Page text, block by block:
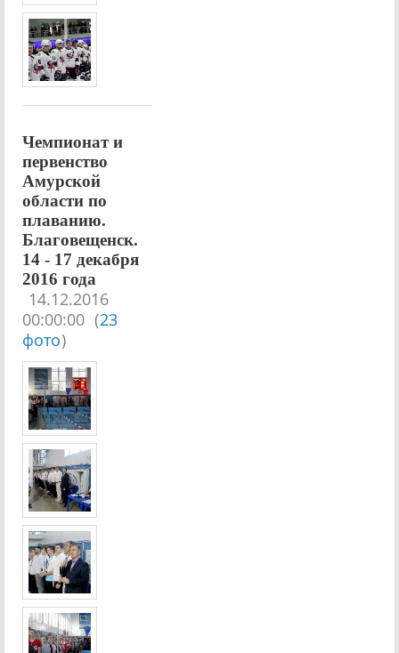
Чемпионат и
первенство
Амурской
области по
плаванию.
Благовещенск.
14 - 17 декабря
2016 года
14.12.2016
00:00:00 (23
фото)